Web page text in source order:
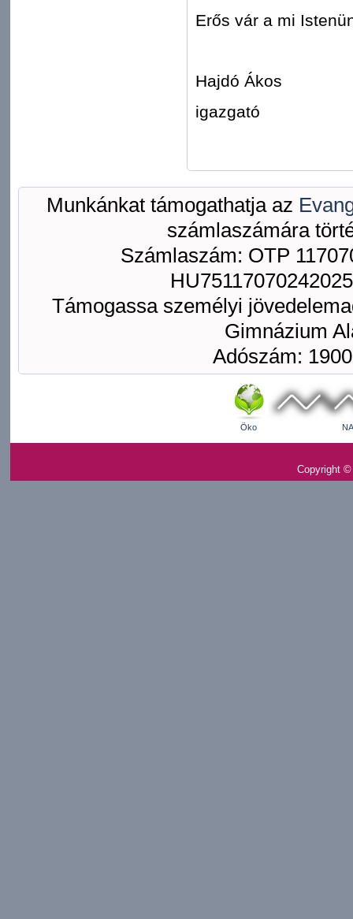
Erős vár a mi
Hajdó Ákos
igazgató
Munkánkat támogathatja az
számlaszámára
Számlaszám: OTP
Támogassa személyi
Gimnázium
Adószám:
Öko
Copyright